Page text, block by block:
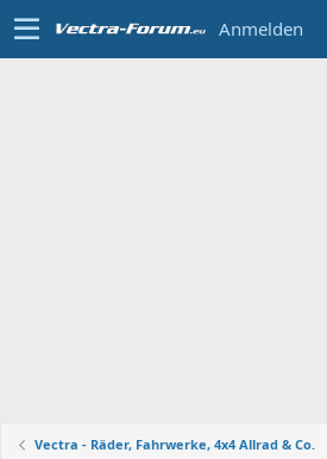
Anmelden
Vectra - Räder, Fahrwerke, 4x4 Allrad & Co.